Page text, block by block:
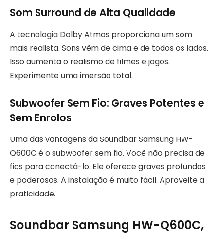
Som Surround de Alta Qualidade
A tecnologia Dolby Atmos proporciona um som
mais realista. Sons vêm de cima e de todos os lados.
Isso aumenta o realismo de filmes e jogos.
Experimente uma imersão total.
Subwoofer Sem Fio: Graves Potentes e
Sem Enrolos
Uma das vantagens da Soundbar Samsung HW-
Q600C é o subwoofer sem fio. Você não precisa de
fios para conectá-lo. Ele oferece graves profundos
e poderosos. A instalação é muito fácil. Aproveite a
praticidade.
Soundbar Samsung HW-Q600C,